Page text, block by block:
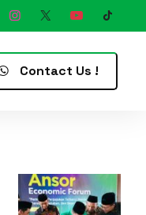
Contact Us !